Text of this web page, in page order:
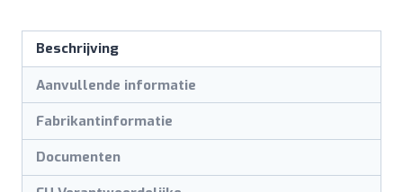
Beschrijving
Aanvullende informatie
Fabrikantinformatie
Documenten